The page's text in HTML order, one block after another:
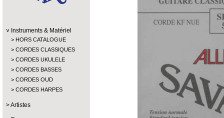
Instruments & Matériel
HORS CATALOGUE
CORDES CLASSIQUES
CORDES UKULELE
CORDES BASSES
CORDES OUD
CORDES HARPES
Artistes